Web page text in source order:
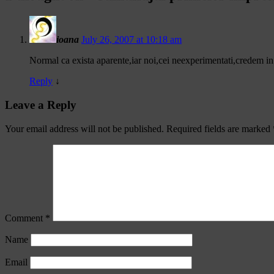
ioana July 26, 2007 at 10:18 am
Normal ca exista aparente,iar noi,cei neexperimentati,credem
Reply ↓
Leave a Reply
Your email address will not be published. Required fields are marked
Comment *
Name
Email